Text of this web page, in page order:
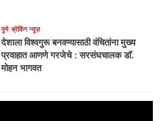
पुणे ब्रेकिंग न्यूज़
देशाला विश्वगुरू बनवण्यासाठी वंचितांना मुख्य
प्रवाहात आणणे गरजेचे : सरसंघचालक डाॅ.
मोहन भागवत